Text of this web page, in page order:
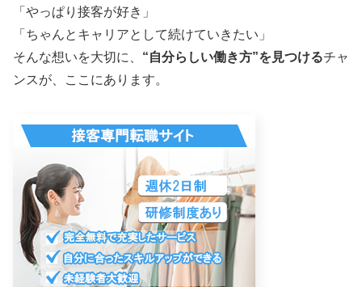
「やっぱり接客が好き」
「ちゃんとキャリアとして続けていきたい」
そんな想いを大切に、 “自分らしい働き方”を見つけるチャ
ンスが、ここにあります。